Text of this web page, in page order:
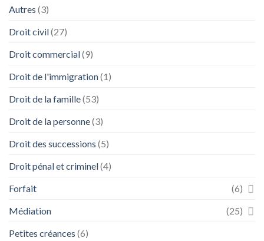
Autres (3)
Droit civil(27)
Droit commercial(9)
Droit de l'immigration(1)
Droit de la famille(53)
Droit de la personne(3)
Droit des successions (5)
Droit pénal et criminel(4)
Forfait
(6)
Médiation
(25)
Petites créances (6)